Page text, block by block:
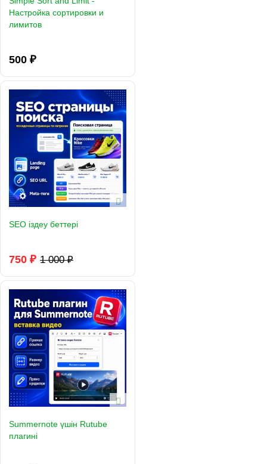
Настройка сортировки и
лимитов
500 ₽
SEO іздеу беттері
750 ₽ 1 000 ₽
Summernote үшін Rutube
плагині